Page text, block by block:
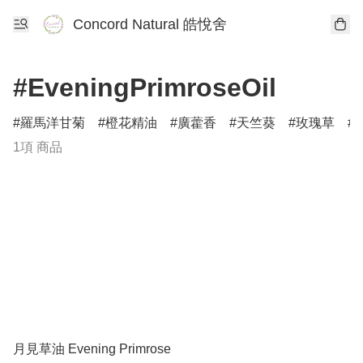
Concord Natural 皓悅舍
#EveningPrimroseOil
羅馬洋甘菊 橙花精油 廣藿香 天竺葵 玫瑰草
1項 商品
月見草油 Evening Primrose